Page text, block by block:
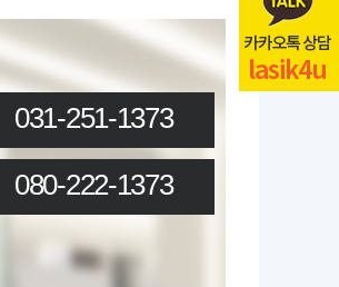
031-251-1373
080-222-1373